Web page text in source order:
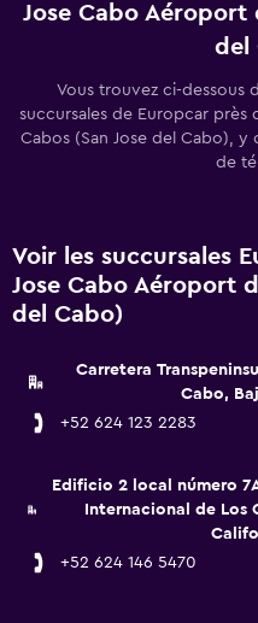
Jose Cabo Aéroport
del
Vous trouvez ci-dessous
succursales de Europcar près
Cabos (San Jose del Cabo), y
de
Voir les succursales
Jose Cabo Aéroport
del Cabo)
Carretera
Cabo,
+52 624 123 2283
Edificio 2 local número
Internacional de Los
+52 624 146 5470